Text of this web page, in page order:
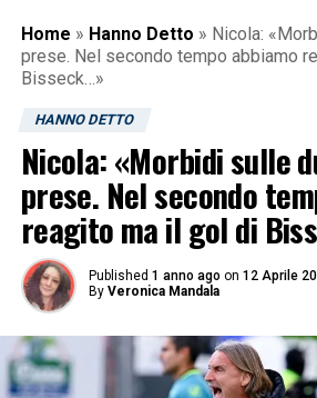
Home » Hanno Detto » Nicola:
prese. Nel secondo tempo abbiamo
Bisseck…»
HANNO DETTO
Nicola: «Morbidi sulle
prese. Nel secondo
reagito ma il gol di
Published 1 anno ago on 12 Aprile
By Veronica Mandala